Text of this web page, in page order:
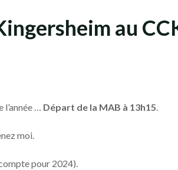
au
… Départ de la MAB à 13h15.
moi.
pour 2024).